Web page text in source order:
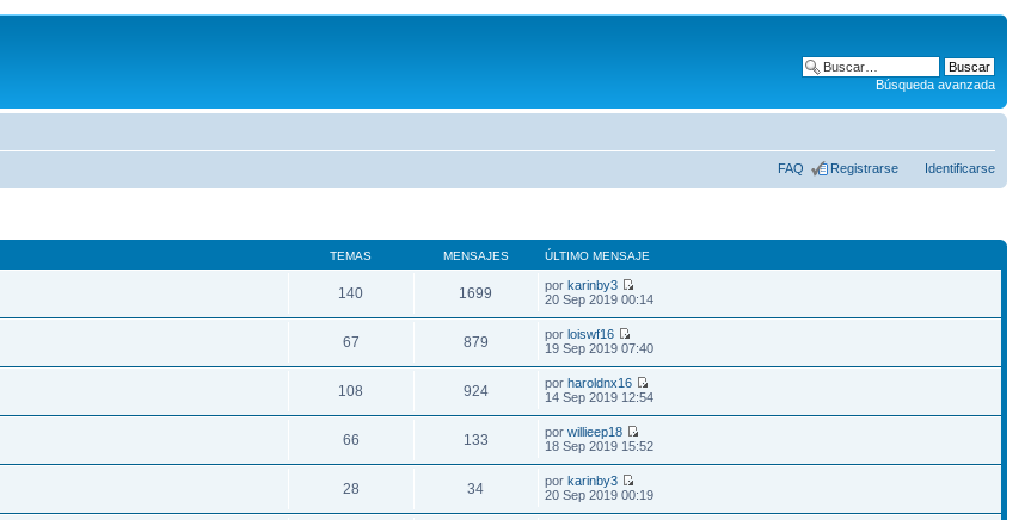
Búsqueda avanzada
FAQ Registrarse Identificarse
TEMAS MENSAJES ÚLTIMO MENSAJE
140 1699 porkarinby3
20 Sep 2019 00:14
67 879 porloiswf16
19 Sep 2019 07:40
108 924 porharoldnx16
14 Sep 2019 12:54
66 133 porwillieep18
18 Sep 2019 15:52
28 34 porkarinby3
20 Sep 2019 00:19